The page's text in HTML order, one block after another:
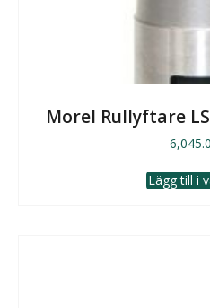
Morel Rullyftare
Lägg till i